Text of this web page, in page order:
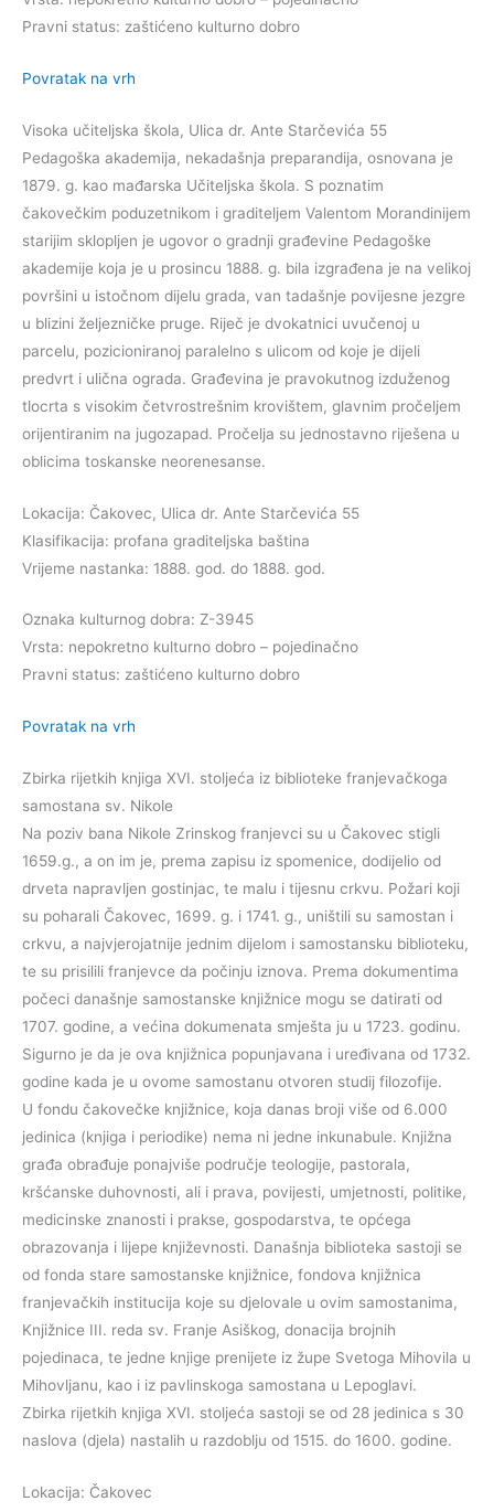
Pravni status: zaštićeno kulturno dobro
Povratak na vrh
Visoka učiteljska škola, Ulica dr. Ante Starčevića 55
Pedagoška akademija, nekadašnja preparandija, osnovana je
1879. g. kao mađarska Učiteljska škola. S poznatim
čakovečkim poduzetnikom i graditeljem Valentom Morandinijem
starijim sklopljen je ugovor o gradnji građevine Pedagoške
akademije koja je u prosincu 1888. g. bila izgrađena je na velikoj
površini u istočnom dijelu grada, van tadašnje povijesne jezgre
u blizini željezničke pruge. Riječ je dvokatnici uvučenoj u
parcelu, pozicioniranoj paralelno s ulicom od koje je dijeli
predvrt i ulična ograda. Građevina je pravokutnog izduženog
tlocrta s visokim četvrostrešnim krovištem, glavnim pročeljem
orijentiranim na jugozapad. Pročelja su jednostavno riješena u
oblicima toskanske neorenesanse.
Lokacija: Čakovec, Ulica dr. Ante Starčevića 55
Klasifikacija: profana graditeljska baština
Vrijeme nastanka: 1888. god. do 1888. god.
Oznaka kulturnog dobra: Z-3945
Vrsta: nepokretno kulturno dobro – pojedinačno
Pravni status: zaštićeno kulturno dobro
Povratak na vrh
Zbirka rijetkih knjiga XVI. stoljeća iz biblioteke franjevačkoga
samostana sv. Nikole
Na poziv bana Nikole Zrinskog franjevci su u Čakovec stigli
1659.g., a on im je, prema zapisu iz spomenice, dodijelio od
drveta napravljen gostinjac, te malu i tijesnu crkvu. Požari koji
su poharali Čakovec, 1699. g. i 1741. g., uništili su samostan i
crkvu, a najvjerojatnije jednim dijelom i samostansku biblioteku,
te su prisilili franjevce da počinju iznova. Prema dokumentima
počeci današnje samostanske knjižnice mogu se datirati od
1707. godine, a većina dokumenata smješta ju u 1723. godinu.
Sigurno je da je ova knjižnica popunjavana i uređivana od 1732.
godine kada je u ovome samostanu otvoren studij filozofije.
U fondu čakovečke knjižnice, koja danas broji više od 6.000
jedinica (knjiga i periodike) nema ni jedne inkunabule. Knjižna
građa obrađuje ponajviše područje teologije, pastorala,
kršćanske duhovnosti, ali i prava, povijesti, umjetnosti, politike,
medicinske znanosti i prakse, gospodarstva, te općega
obrazovanja i lijepe književnosti. Današnja biblioteka sastoji se
od fonda stare samostanske knjižnice, fondova knjižnica
franjevačkih institucija koje su djelovale u ovim samostanima,
Knjižnice III. reda sv. Franje Asiškog, donacija brojnih
pojedinaca, te jedne knjige prenijete iz župe Svetoga Mihovila u
Mihovljanu, kao i iz pavlinskoga samostana u Lepoglavi.
Zbirka rijetkih knjiga XVI. stoljeća sastoji se od 28 jedinica s 30
naslova (djela) nastalih u razdoblju od 1515. do 1600. godine.
Lokacija: Čakovec